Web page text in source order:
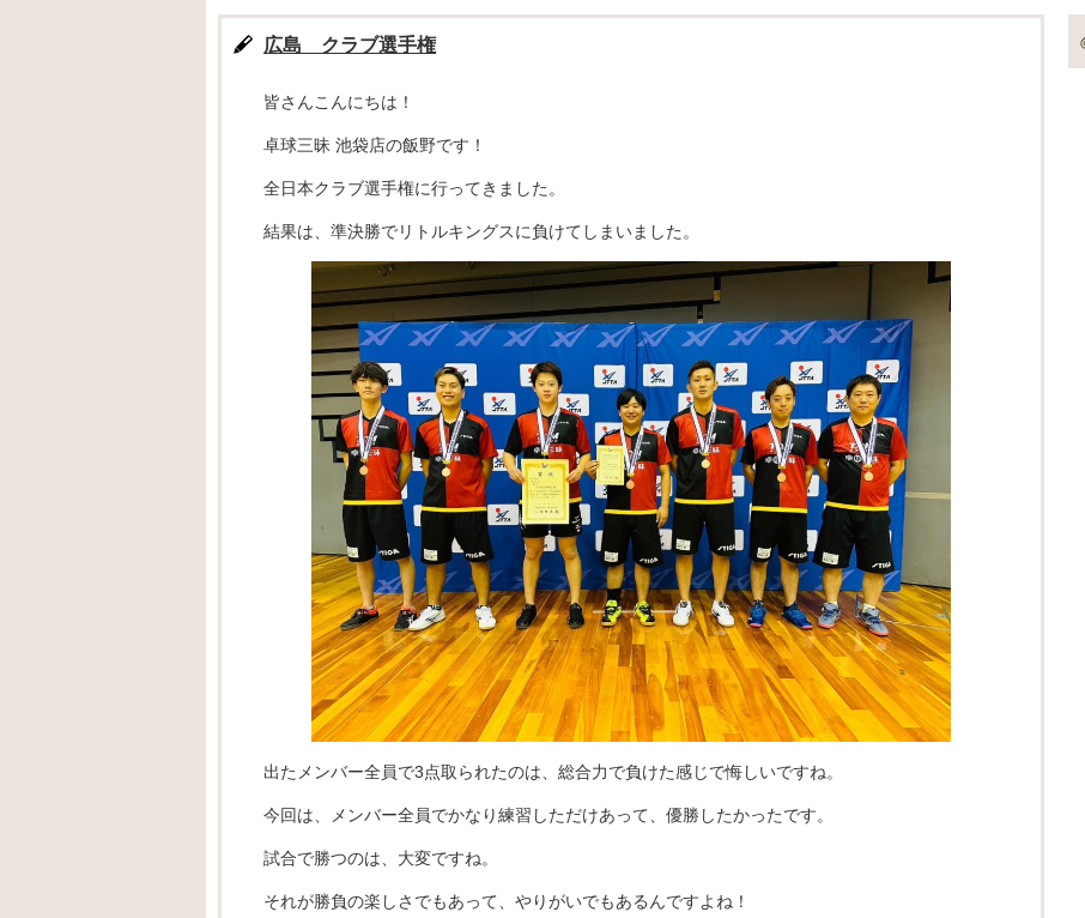
広島 クラブ選手権
皆さんこんにちは！
卓球三昧 池袋店の飯野です！
全日本クラブ選手権に行ってきました。
結果は、準決勝でリトルキングスに負けてしまいました。
出たメンバー全員で3点取られたのは、総合力で負けた感じで悔しいですね。
今回は、メンバー全員でかなり練習しただけあって、優勝したかったです。
試合で勝つのは、大変ですね。
それが勝負の楽しさでもあって、やりがいでもあるんですよね！